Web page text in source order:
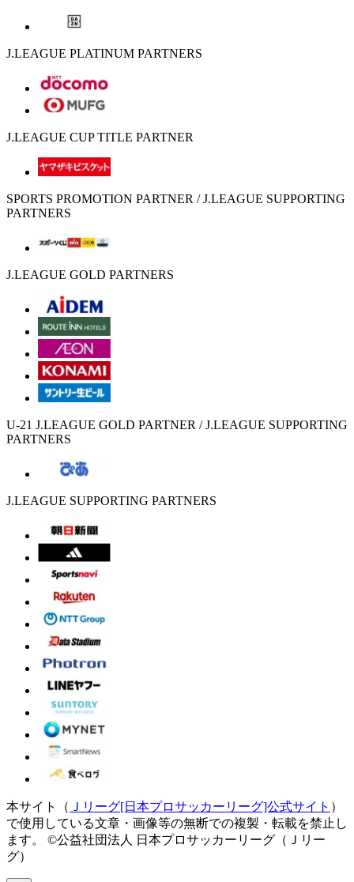
J.LEAGUE PLATINUM PARTNERS
J.LEAGUE CUP TITLE PARTNER
SPORTS PROMOTION PARTNER / J.LEAGUE SUPPORTING
PARTNERS
J.LEAGUE GOLD PARTNERS
U-21 J.LEAGUE GOLD PARTNER / J.LEAGUE SUPPORTING
PARTNERS
J.LEAGUE SUPPORTING PARTNERS
本サイト（ Ｊリーグ[日本プロサッカーリーグ]公式サイト ）
で使用している文章・画像等の無断での複製・転載を禁止し
ます。
©公益社団法人 日本プロサッカーリーグ（Ｊリー
グ）